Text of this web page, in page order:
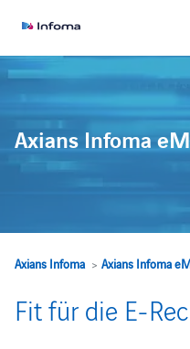
Axians Infoma
Axians Infoma> Axians Infoma
Fit für die E-